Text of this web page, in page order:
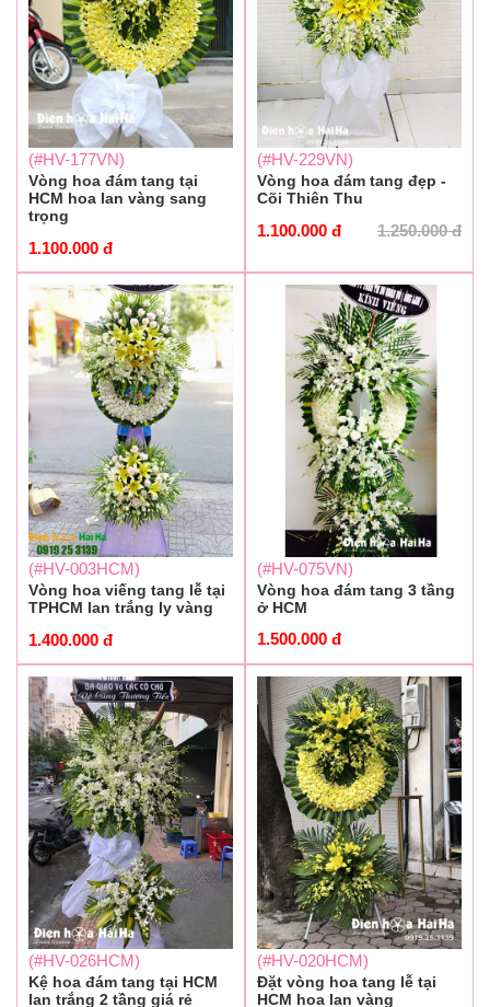
(#HV-177VN)
Vòng hoa đám tang tại
HCM hoa lan vàng sang
trọng
1.100.000 đ
(#HV-229VN)
Vòng hoa đám tang đẹp -
Cõi Thiên Thu
1.250.000đ
1.100.000 đ
(#HV-003HCM)
Vòng hoa viếng tang lễ tại
TPHCM lan trắng ly vàng
1.400.000 đ
(#HV-075VN)
Vòng hoa đám tang 3 tầng
ở HCM
1.500.000 đ
(#HV-026HCM)
Kệ hoa đám tang tại HCM
lan trắng 2 tầng giá rẻ
(#HV-020HCM)
Đặt vòng hoa tang lễ tại
HCM hoa lan vàng